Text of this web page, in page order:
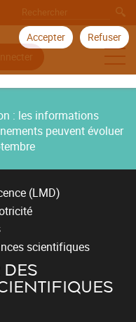
Accepter Refuser
: les informations
peuvent évoluer
(LMD)
scientifiques